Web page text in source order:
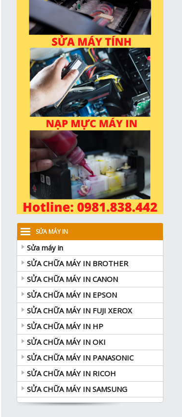
SỬA MÁY IN
Sửa máy in
SỬA CHỮA MÁY IN BROTHER
SỬA CHỮA MÁY IN CANON
SỬA CHỮA MÁY IN EPSON
SỬA CHỮA MÁY IN FUJI XEROX
SỬA CHỮA MÁY IN HP
SỬA CHỮA MÁY IN OKI
SỬA CHỮA MÁY IN PANASONIC
SỬA CHỮA MÁY IN RICOH
SỬA CHỮA MÁY IN SAMSUNG